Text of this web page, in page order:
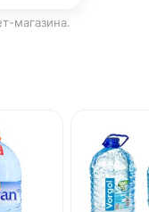
магазина.